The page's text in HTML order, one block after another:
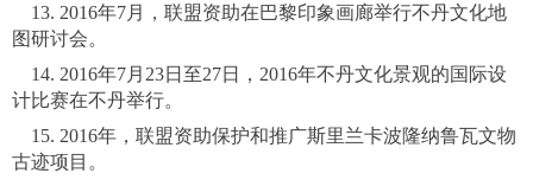
13. 2016年7月，联盟资助在巴黎印象画廊举行不丹文化地
图研讨会。
14. 2016年7月23日至27日，2016年不丹文化景观的国际设
计比赛在不丹举行。
15. 2016年，联盟资助保护和推广斯里兰卡波隆纳鲁瓦文物
古迹项目。